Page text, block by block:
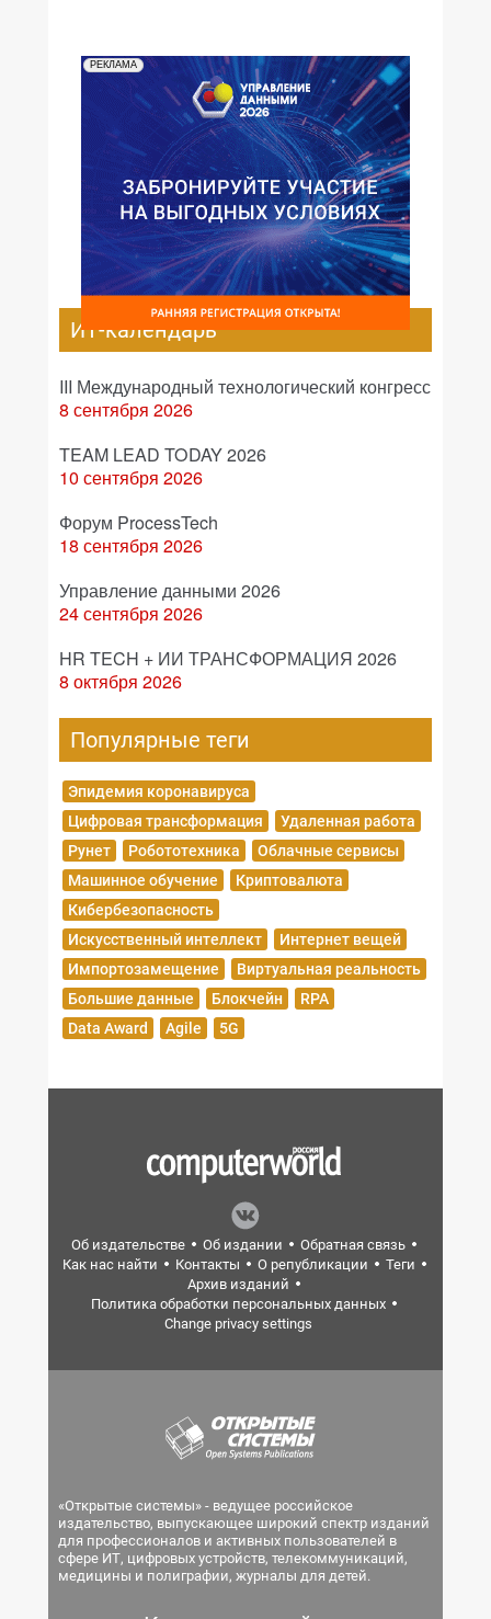
РЕКЛАМА
ИТ-календарь
III Международный технологический конгресс
8 сентября 2026
TEAM LEAD TODAY 2026
10 сентября 2026
Форум ProcessTech
18 сентября 2026
Управление данными 2026
24 сентября 2026
HR TECH + ИИ ТРАНСФОРМАЦИЯ 2026
8 октября 2026
Популярные теги
Эпидемия коронавируса
Цифровая трансформация
Удаленная работа
Рунет
Робототехника
Облачные сервисы
Машинное обучение
Криптовалюта
Кибербезопасность
Искусственный интеллект
Интернет вещей
Импортозамещение
Виртуальная реальность
Большие данные
Блокчейн
RPA
Data Award
Agile 5G
Об издательстве Об издании
Обратная связь
Как нас найти
Контакты О републикации
Теги
Архив изданий
Политика обработки персональных данных
Change privacy settings
«Открытые системы» - ведущее российское
издательство, выпускающее широкий спектр изданий
для профессионалов и активных пользователей в
сфере ИТ, цифровых устройств, телекоммуникаций,
медицины и полиграфии, журналы для детей.